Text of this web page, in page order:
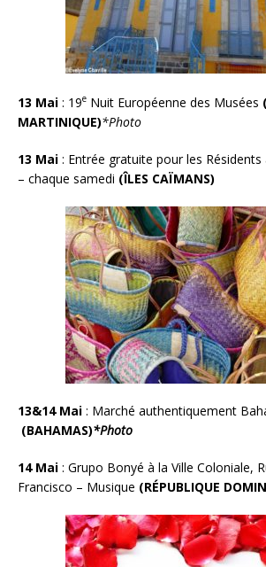
13 Mai : 19e Nuit Européenne des Musées
MARTINIQUE)*Photo
13 Mai : Entrée gratuite pour les
– chaque samedi (ÎLES CAÏMANS)
13&14 Mai : Marché authentiquement
(BAHAMAS)*Photo
14 Mai : Grupo Bonyé à la Ville Coloniale,
Francisco – Musique (RÉPUBLIQUE